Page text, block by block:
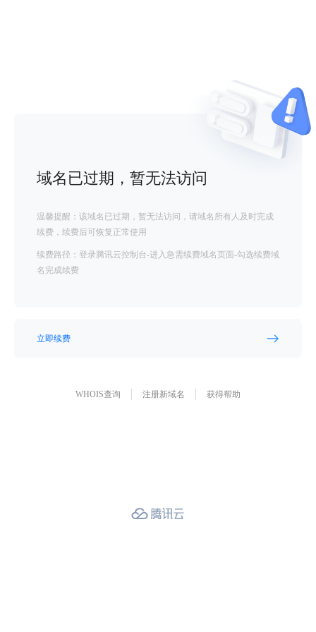
域名已过期，暂无法访问
温馨提醒：该域名已过期，暂无法访问，请域名所有人及时完成
续费，续费后可恢复正常使用
续费路径：登录腾讯云控制台-进入急需续费域名页面-勾选续费域
名完成续费
立即续费
WHOIS查询 注册新域名 获得帮助